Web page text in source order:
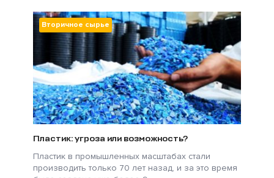
Вторичное сырье
Пластик: угроза или возможность?
Пластик в промышленных масштабах стали
производить только 70 лет назад, и за это время